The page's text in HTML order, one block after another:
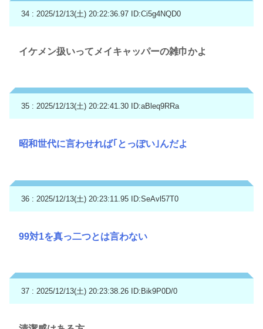
34 : 2025/12/13(土) 20:22:36.97 ID:Ci5g4NQD0
イケメン扱いってメイキャッパーの雑巾かよ
35 : 2025/12/13(土) 20:22:41.30 ID:aBleq9RRa
昭和世代に言わせれば｢とっぽい｣んだよ
36 : 2025/12/13(土) 20:23:11.95 ID:SeAvl57T0
99対1を真っ二つとは言わない
37 : 2025/12/13(土) 20:23:38.26 ID:Bik9P0D/0